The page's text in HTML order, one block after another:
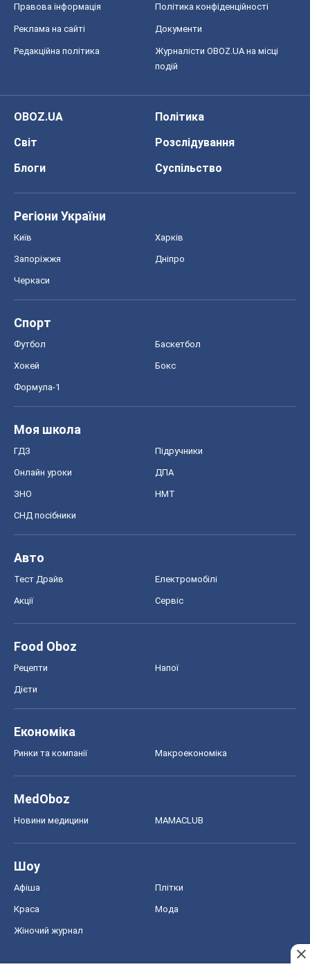
Правова інформація Політика конфіденційності
Реклама на сайті Документи
Редакційна політика
Журналісти OBOZ.UA на місці
подій
OBOZ.UA
Політика
Світ
Розслідування
Блоги
Суспільство
Регіони України
Київ Харків
Запоріжжя Дніпро
Черкаси
Спорт
Футбол Баскетбол
Хокей Бокс
Формула-1
Моя школа
ГДЗ Підручники
Онлайн уроки ДПА
ЗНО НМТ
СНД посібники
Авто
Тест Драйв Електромобілі
Акції Сервіс
Food Oboz
Рецепти Напої
Дієти
Економіка
Ринки та компанії Макроекономіка
MedOboz
Новини медицини MAMACLUB
Шоу
Афіша Плітки
Краса Мода
Жіночий журнал